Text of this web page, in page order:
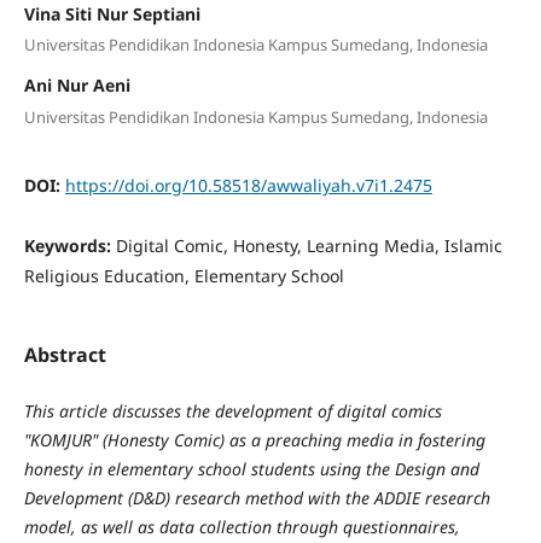
Vina Siti Nur Septiani
Universitas Pendidikan Indonesia Kampus Sumedang, Indonesia
Ani Nur Aeni
Universitas Pendidikan Indonesia Kampus Sumedang, Indonesia
DOI: https://doi.org/10.58518/awwaliyah.v7i1.2475
Keywords: Digital Comic, Honesty, Learning Media, Islamic
Religious Education, Elementary School
Abstract
This article discusses the development of digital comics
"KOMJUR" (Honesty Comic) as a preaching media in fostering
honesty in elementary school students using the Design and
Development (D&D) research method with the ADDIE research
model, as well as data collection through questionnaires,